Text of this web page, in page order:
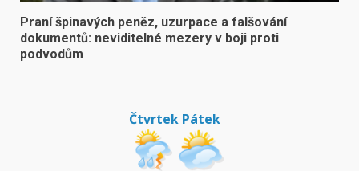
Praní špinavých peněz, uzurpace a falšování
dokumentů: neviditelné mezery v boji proti
podvodům
Čtvrtek Pátek